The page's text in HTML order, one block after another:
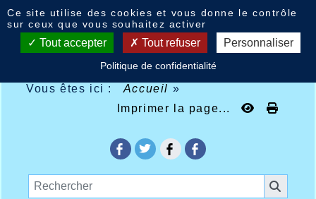
Vous êtes ici : Accueil »
Imprimer la page...
Ce site utilise des cookies et vous donne le contrôle
sur ceux que vous souhaitez activer
Tout accepter Tout refuser Personnaliser
Politique de confidentialité